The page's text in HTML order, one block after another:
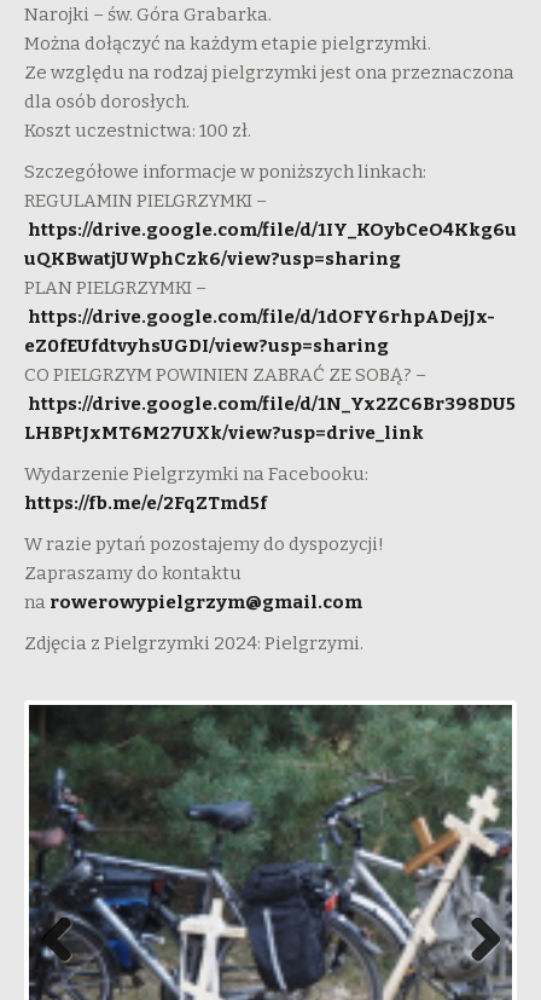
Narojki – św. Góra Grabarka.
Można dołączyć na każdym etapie pielgrzymki.
Ze względu na rodzaj pielgrzymki jest ona przeznaczona
dla osób dorosłych.
Koszt uczestnictwa: 100 zł.
Szczegółowe informacje w poniższych linkach:
REGULAMIN PIELGRZYMKI –
https://drive.google.com/file/d/1IY_KOybCeO4Kkg6u
uQKBwatjUWphCzk6/view?usp=sharing
PLAN PIELGRZYMKI –
https://drive.google.com/file/d/1dOFY6rhpADejJx-
eZ0fEUfdtvyhsUGDI/view?usp=sharing
CO PIELGRZYM POWINIEN ZABRAĆ ZE SOBĄ? –
https://drive.google.com/file/d/1N_Yx2ZC6Br398DU5
LHBPtJxMT6M27UXk/view?usp=drive_link
Wydarzenie Pielgrzymki na Facebooku:
https://fb.me/e/2FqZTmd5f
W razie pytań pozostajemy do dyspozycji!
Zapraszamy do kontaktu
na rowerowypielgrzym@gmail.com
Zdjęcia z Pielgrzymki 2024: Pielgrzymi.
Prev Next